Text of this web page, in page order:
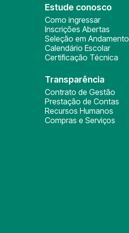
Estude conosco
Como ingressar
Inscrições Abertas
Seleção em Andamento
Calendário Escolar
Certificação Técnica
Transparência
Contrato de Gestão
Prestação de Contas
Recursos Humanos
Compras e Serviços